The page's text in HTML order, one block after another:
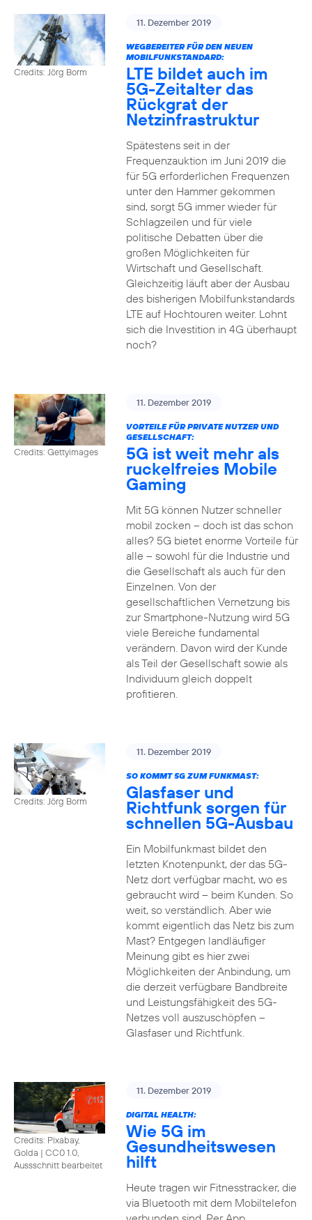
Credits: Jörg Borm
11. Dezember 2019
WEGBEREITER FÜR DEN NEUEN
MOBILFUNKSTANDARD:
LTE bildet auch im
5G-Zeitalter das
Rückgrat der
Netzinfrastruktur
Spätestens seit in der
Frequenzauktion im Juni 2019 die
für 5G erforderlichen Frequenzen
unter den Hammer gekommen
sind, sorgt 5G immer wieder für
Schlagzeilen und für viele
politische Debatten über die
großen Möglichkeiten für
Wirtschaft und Gesellschaft.
Gleichzeitig läuft aber der Ausbau
des bisherigen Mobilfunkstandards
LTE auf Hochtouren weiter. Lohnt
sich die Investition in 4G überhaupt
noch?
Credits: Gettyimages
11. Dezember 2019
VORTEILE FÜR PRIVATE NUTZER UND
GESELLSCHAFT:
5G ist weit mehr als
ruckelfreies Mobile
Gaming
Mit 5G können Nutzer schneller
mobil zocken – doch ist das schon
alles? 5G bietet enorme Vorteile für
alle – sowohl für die Industrie und
die Gesellschaft als auch für den
Einzelnen. Von der
gesellschaftlichen Vernetzung bis
zur Smartphone-Nutzung wird 5G
viele Bereiche fundamental
verändern. Davon wird der Kunde
als Teil der Gesellschaft sowie als
Individuum gleich doppelt
profitieren.
Credits: Jörg Borm
11. Dezember 2019
SO KOMMT 5G ZUM FUNKMAST:
Glasfaser und
Richtfunk sorgen für
schnellen 5G-Ausbau
Ein Mobilfunkmast bildet den
letzten Knotenpunkt, der das 5G-
Netz dort verfügbar macht, wo es
gebraucht wird – beim Kunden. So
weit, so verständlich. Aber wie
kommt eigentlich das Netz bis zum
Mast? Entgegen landläufiger
Meinung gibt es hier zwei
Möglichkeiten der Anbindung, um
die derzeit verfügbare Bandbreite
und Leistungsfähigkeit des 5G-
Netzes voll auszuschöpfen –
Glasfaser und Richtfunk.
Credits: Pixabay,
Golda | CC0 1.0,
Aussschnitt bearbeitet
11. Dezember 2019
DIGITAL HEALTH:
Wie 5G im
Gesundheitswesen
hilft
Heute tragen wir Fitnesstracker, die
via Bluetooth mit dem Mobiltelefon